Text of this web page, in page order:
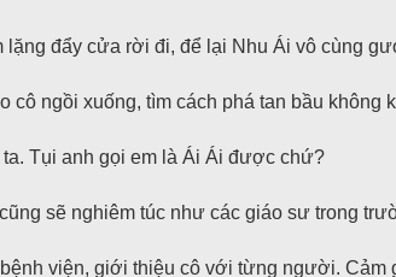
lặng đẩy cửa rời đi, để lại Nhu Ái vô cùng
cô ngồi xuống, tìm cách phá tan bầu không
Tụi anh gọi em là Ái Ái được chứ?
sẽ nghiêm túc như các giáo sư trong
viện, giới thiệu cô với từng người.